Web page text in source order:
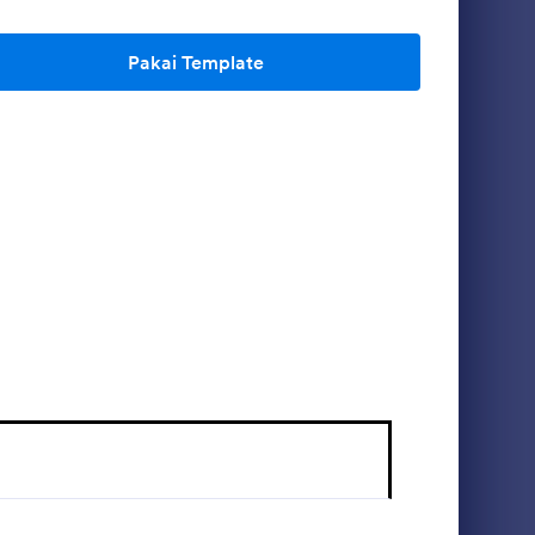
Pakai Template